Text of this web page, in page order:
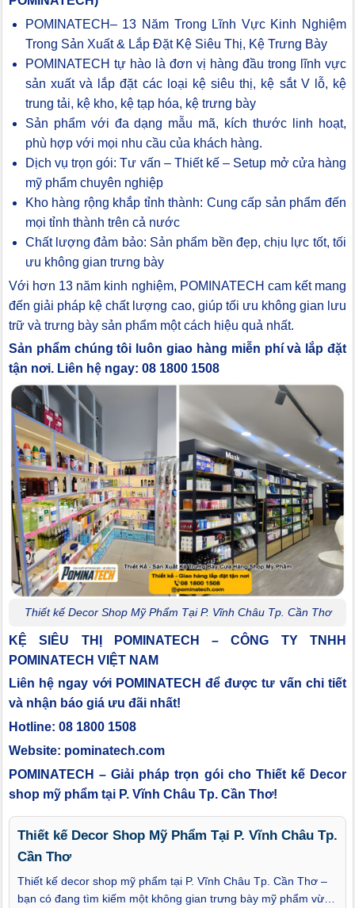
POMINATECH– 13 Năm Trong Lĩnh Vực Kinh Nghiệm
Trong Sản Xuất & Lắp Đặt Kệ Siêu Thị, Kệ Trưng Bày
POMINATECH tự hào là đơn vị hàng đầu trong lĩnh vực
sản xuất và lắp đặt các loại kệ siêu thị, kệ sắt V lỗ, kệ
trung tải, kệ kho, kệ tạp hóa, kệ trưng bày
Sản phẩm với đa dạng mẫu mã, kích thước linh hoạt,
phù hợp với mọi nhu cầu của khách hàng.
Dịch vụ trọn gói: Tư vấn – Thiết kế – Setup mở cửa hàng
mỹ phẩm chuyên nghiệp
Kho hàng rộng khắp tỉnh thành: Cung cấp sản phẩm đến
mọi tỉnh thành trên cả nước
Chất lượng đảm bảo: Sản phẩm bền đẹp, chịu lực tốt, tối
ưu không gian trưng bày
Với hơn 13 năm kinh nghiệm, POMINATECH cam kết mang
đến giải pháp kệ chất lượng cao, giúp tối ưu không gian lưu
trữ và trưng bày sản phẩm một cách hiệu quả nhất.
Sản phẩm chúng tôi luôn giao hàng miễn phí và lắp đặt
tận nơi. Liên hệ ngay: 08 1800 1508
Thiết kế Decor Shop Mỹ Phẩm Tại P. Vĩnh Châu Tp. Cần Thơ
KỆ SIÊU THỊ POMINATECH – CÔNG TY TNHH
POMINATECH VIỆT NAM
Liên hệ ngay với POMINATECH để được tư vấn chi tiết
và nhận báo giá ưu đãi nhất!
Hotline: 08 1800 1508
Website: pominatech.com
POMINATECH – Giải pháp trọn gói cho Thiết kế Decor
shop mỹ phẩm tại P. Vĩnh Châu Tp. Cần Thơ!
Thiết kế Decor Shop Mỹ Phẩm Tại P. Vĩnh Châu Tp.
Cần Thơ
Thiết kế decor shop mỹ phẩm tại P. Vĩnh Châu Tp. Cần Thơ –
bạn có đang tìm kiếm một không gian trưng bày mỹ phẩm vừa